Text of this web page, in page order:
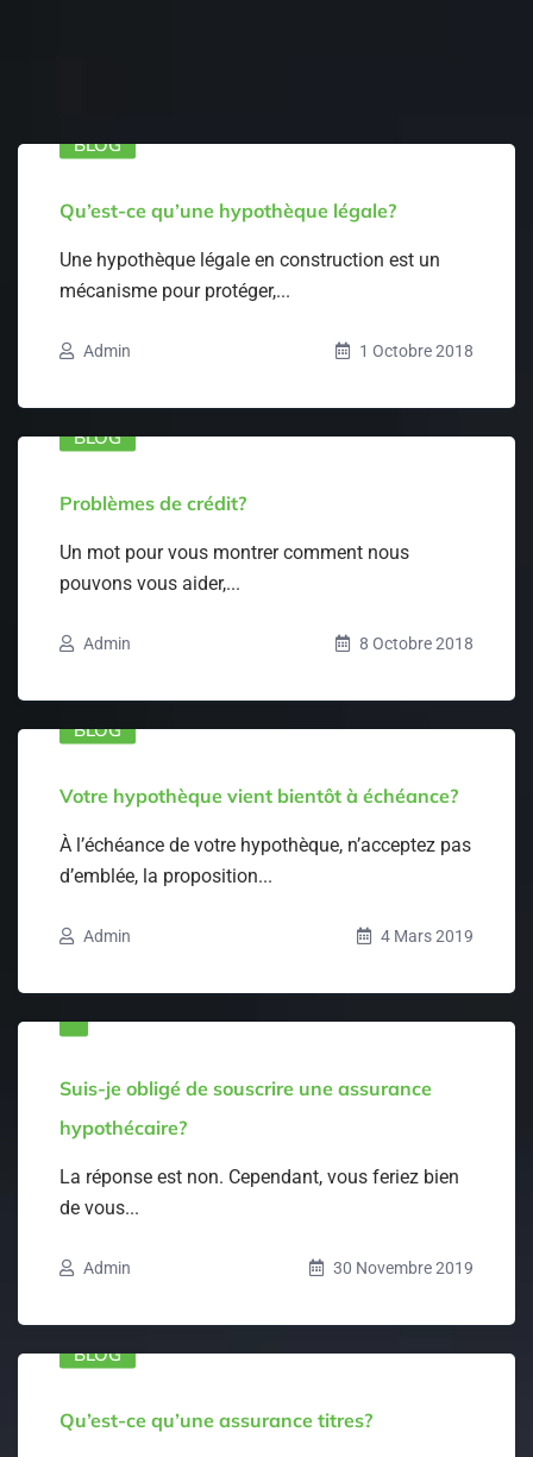
BLOG
Qu’est-ce qu’une hypothèque légale?
Une hypothèque légale en construction est un
mécanisme pour protéger,...
Admin 1 Octobre 2018
BLOG
Problèmes de crédit?
Un mot pour vous montrer comment nous
pouvons vous aider,...
Admin 8 Octobre 2018
BLOG
Votre hypothèque vient bientôt à échéance?
À l’échéance de votre hypothèque, n’acceptez pas
d’emblée, la proposition...
Admin 4 Mars 2019
Suis-je obligé de souscrire une assurance
hypothécaire?
La réponse est non. Cependant, vous feriez bien
de vous...
Admin 30 Novembre 2019
BLOG
Qu’est-ce qu’une assurance titres?